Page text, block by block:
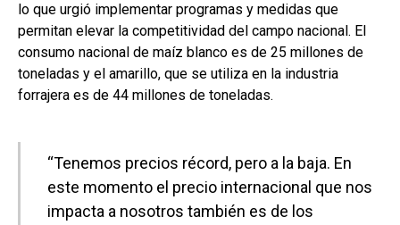
lo que urgió implementar programas y medidas que
permitan elevar la competitividad del campo nacional. El
consumo nacional de maíz blanco es de 25 millones de
toneladas y el amarillo, que se utiliza en la industria
forrajera es de 44 millones de toneladas.
“Tenemos precios récord, pero a la baja. En
este momento el precio internacional que nos
impacta a nosotros también es de los